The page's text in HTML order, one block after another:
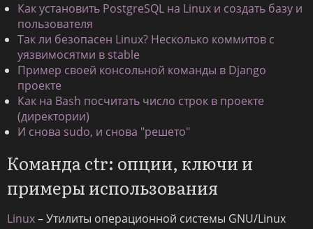
Как установить PostgreSQL на Linux и создать базу и
пользователя
Так ли безопасен Linux? Несколько коммитов с
уязвимосятми в stable
Пример своей консольной команды в Django
проекте
Как на Bash посчитать число строк в проекте
(директории)
И снова sudo, и снова "решето"
Команда ctr: опции, ключи и
примеры использования
Linux– Утилиты операционной системы GNU/Linux